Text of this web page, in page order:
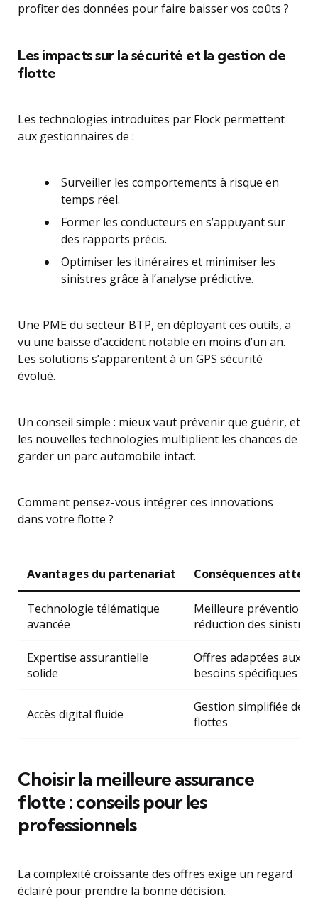
profiter des données pour faire baisser vos coûts ?
Les impacts sur la sécurité et la gestion de
flotte
Les technologies introduites par Flock permettent
aux gestionnaires de :
Surveiller les comportements à risque en
temps réel.
Former les conducteurs en s’appuyant sur
des rapports précis.
Optimiser les itinéraires et minimiser les
sinistres grâce à l’analyse prédictive.
Une PME du secteur BTP, en déployant ces outils, a
vu une baisse d’accident notable en moins d’un an.
Les solutions s’apparentent à un GPS sécurité
évolué.
Un conseil simple : mieux vaut prévenir que guérir, et
les nouvelles technologies multiplient les chances de
garder un parc automobile intact.
Comment pensez-vous intégrer ces innovations
dans votre flotte ?
Avantages du partenariat Conséquences
Technologie télématique
avancée
Meilleure prévention
réduction des sinistres
Expertise assurantielle
solide
Offres adaptées aux
besoins spécifiques
Accès digital fluide
Gestion simplifiée des
flottes
Choisir la meilleure assurance
flotte : conseils pour les
professionnels
La complexité croissante des offres exige un regard
éclairé pour prendre la bonne décision.